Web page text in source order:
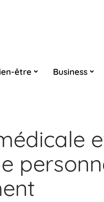
être Business